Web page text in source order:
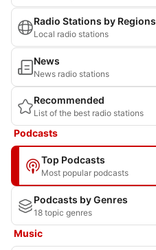
Radio Stations by Regions
Local radio stations
News
News radio stations
Recommended
List of the best radio stations
Podcasts
Top Podcasts
Most popular podcasts
Podcasts by Genres
18 topic genres
Music